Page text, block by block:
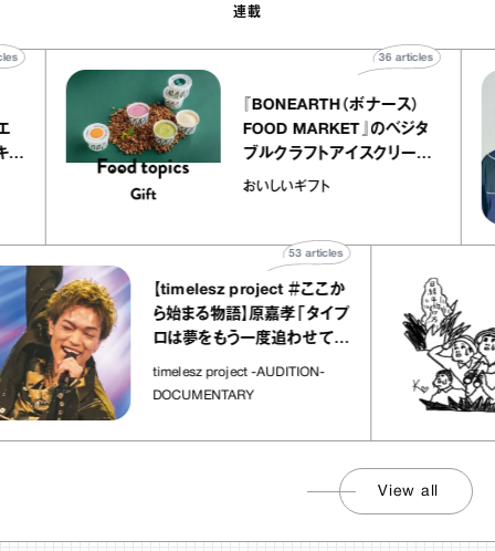
連載
リエ
プ キャ
articles
『BONEARTH（ボナース）
FOOD MARKET』のベジタ
ブルクラフトアイスクリーム
｜真野知子の「おいしいギフ
おいしいギフト
36articles
【timelesz project ＃ここか
ら始まる物語】原嘉孝「タイプ
ロは夢をもう一度追わせてく
れた場所」
timelesz project -AUDITION-
DOCUMENTARY
articles
View all